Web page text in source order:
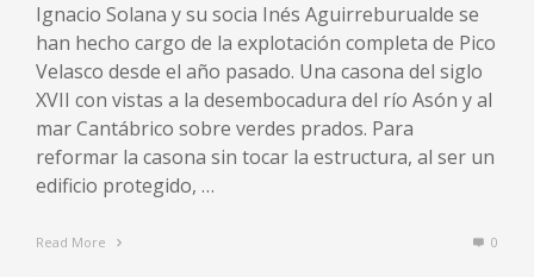
Ignacio Solana y su socia Inés Aguirreburualde se
han hecho cargo de la explotación completa de Pico
Velasco desde el año pasado. Una casona del siglo
XVII con vistas a la desembocadura del río Asón y al
mar Cantábrico sobre verdes prados. Para
reformar la casona sin tocar la estructura, al ser un
edificio protegido, …
Read More 0